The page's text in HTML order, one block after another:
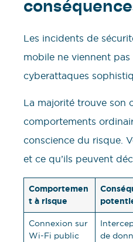
Les incidents de
mobile ne viennent
cyberattaques
La majorité trouve son
comportements
conscience du risque.
et ce qu’ils peuvent
Comportemen
t à risque
Connexion sur
Wi-Fi public
de